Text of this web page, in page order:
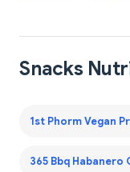
Snacks
1st Phorm Vegan
365 Bbq Habanero